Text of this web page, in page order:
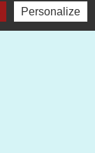
Personalize